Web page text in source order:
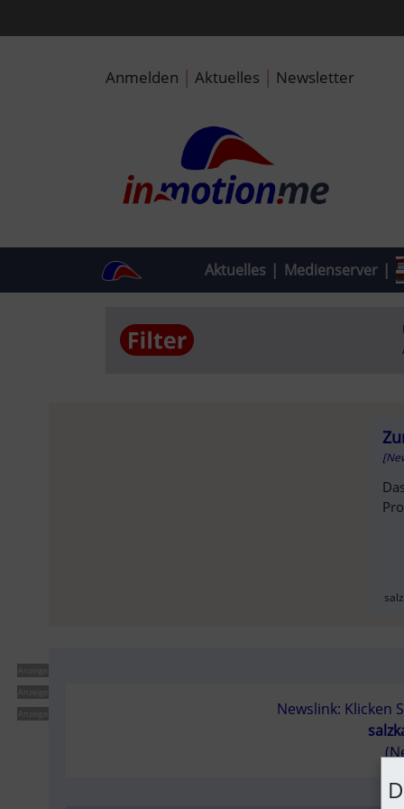
Anmelden | Aktuelles | Newsletter
Aktuelles | Medienserver |
Anzeige
Anzeige
Anzeige
SOLD
Newslink: Klicken